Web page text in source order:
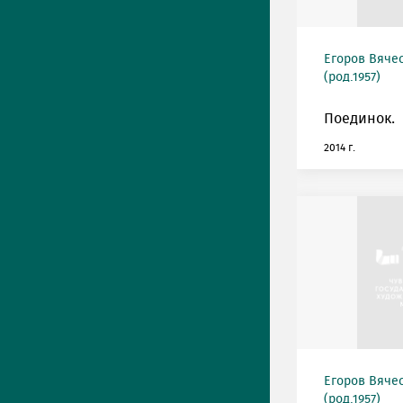
Егоров
(род.1957)
Поединок.
2014 г.
Егоров
(род.1957)